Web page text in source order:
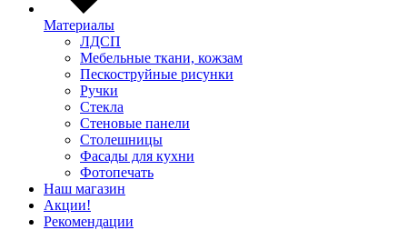
Материалы
ЛДСП
Мебельные ткани, кожзам
Пескоструйные рисунки
Ручки
Стекла
Стеновые панели
Столешницы
Фасады для кухни
Фотопечать
Наш магазин
Акции!
Рекомендации